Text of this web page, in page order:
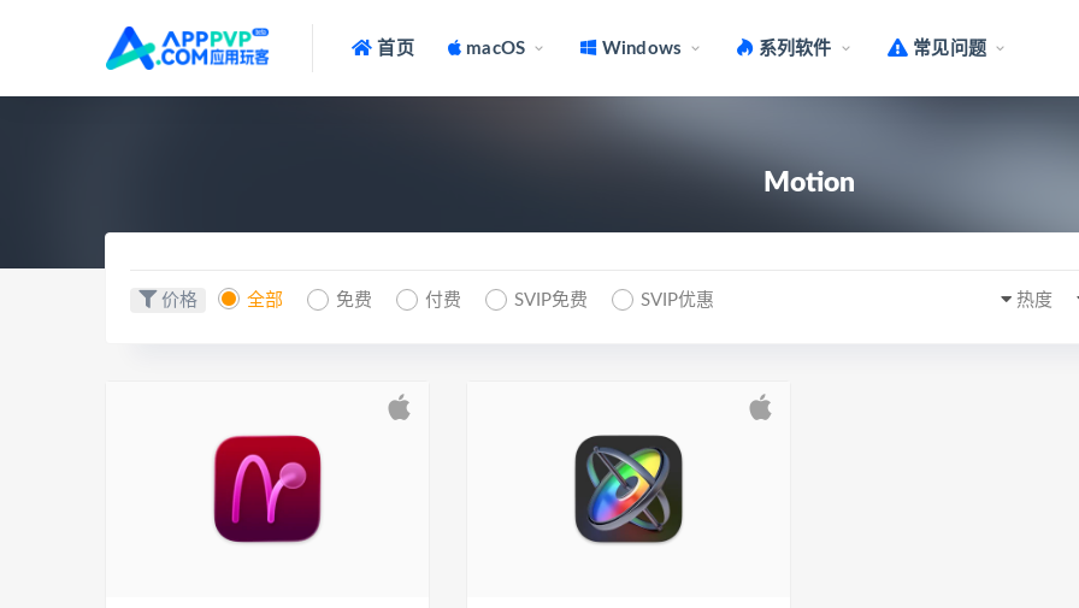
首页 macOS Windows 系列软件 常见问题
Motion
价格 全部 免费 付费 SVIP免费 SVIP优惠 热度